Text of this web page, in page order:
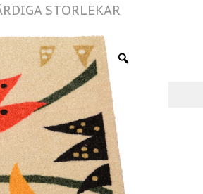
STORLEKAR